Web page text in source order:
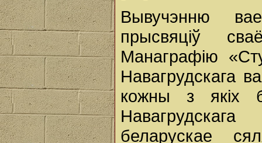
Вывучэнню
прысвяціў
Манаграфію
Навагрудскага
кожны з якіх
беларускае